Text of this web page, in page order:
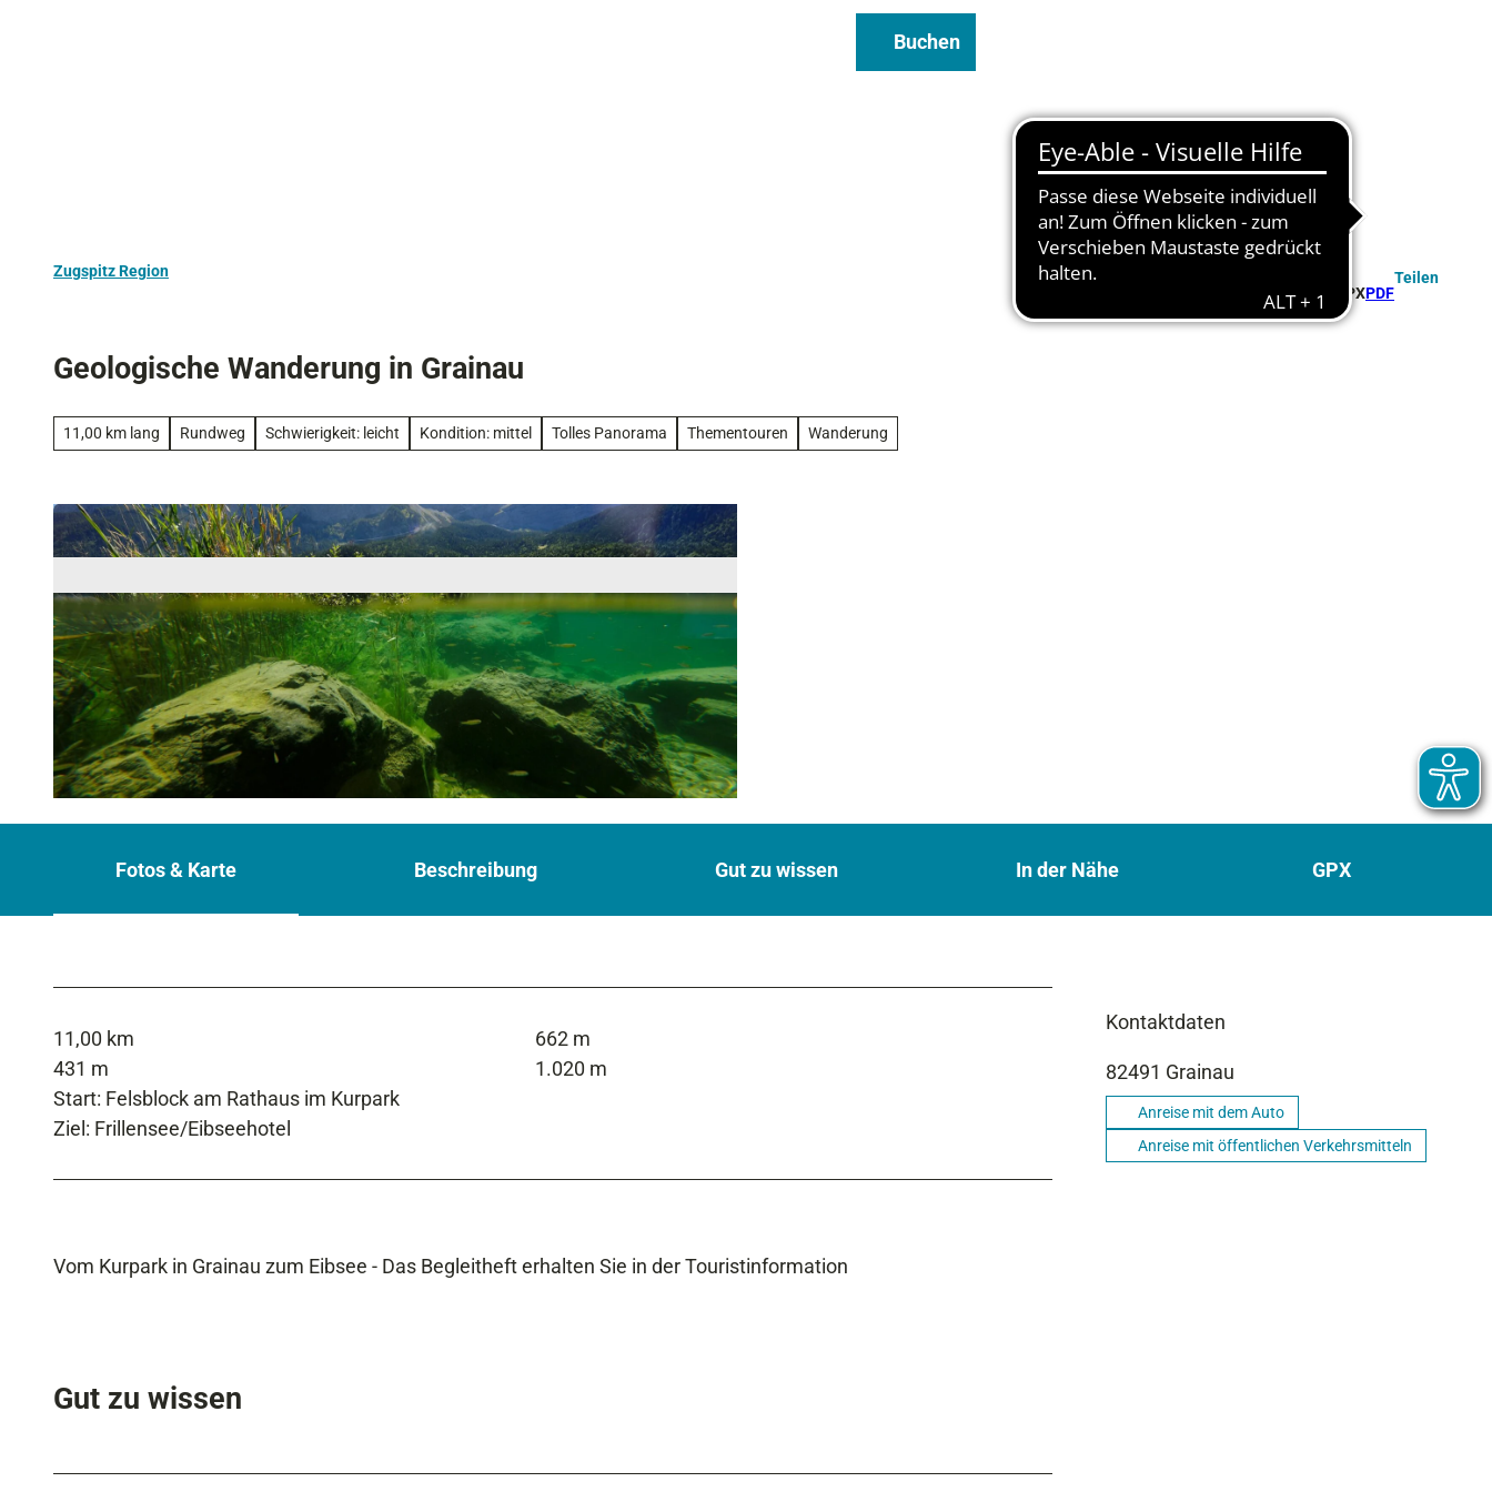
Buchen
Zugspitz Region
GPXPDF
Teilen
Geologische Wanderung in Grainau
11,00 km lang Rundweg Schwierigkeit: leicht Kondition: mittel Tolles Panorama Thementouren Wanderung
Fotos & Karte Beschreibung Gut zu wissen In der Nähe GPX
11,00 km
662 m
431 m
1.020 m
Start: Felsblock am Rathaus im Kurpark
Ziel: Frillensee/Eibseehotel
Vom Kurpark in Grainau zum Eibsee - Das Begleitheft erhalten Sie in der Touristinformation
Gut zu wissen
Kontaktdaten
82491 Grainau
Anreise mit dem Auto
Anreise mit öffentlichen Verkehrsmitteln